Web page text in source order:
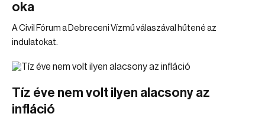
oka
A Civil Fórum a Debreceni Vízmű válaszával hűtené az
indulatokat.
Tíz éve nem volt ilyen alacsony az
infláció